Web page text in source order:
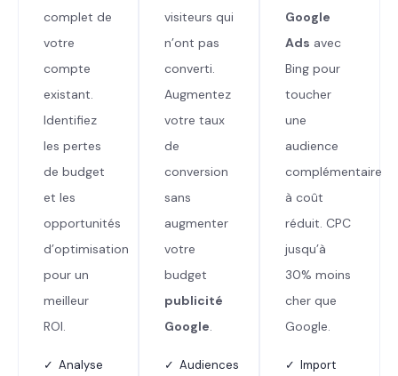
complet de
votre
compte
existant.
Identifiez
les pertes
de budget
et les
opportunités
d’optimisation
pour un
meilleur
ROI.
✓ Analyse
visiteurs qui
n’ont pas
converti.
Augmentez
votre taux
de
conversion
sans
augmenter
votre
budget
publicité
Google.
✓ Audiences
Google
Ads avec
Bing pour
toucher
une
audience
complémentaire
à coût
réduit. CPC
jusqu’à
30% moins
cher que
Google.
✓ Import